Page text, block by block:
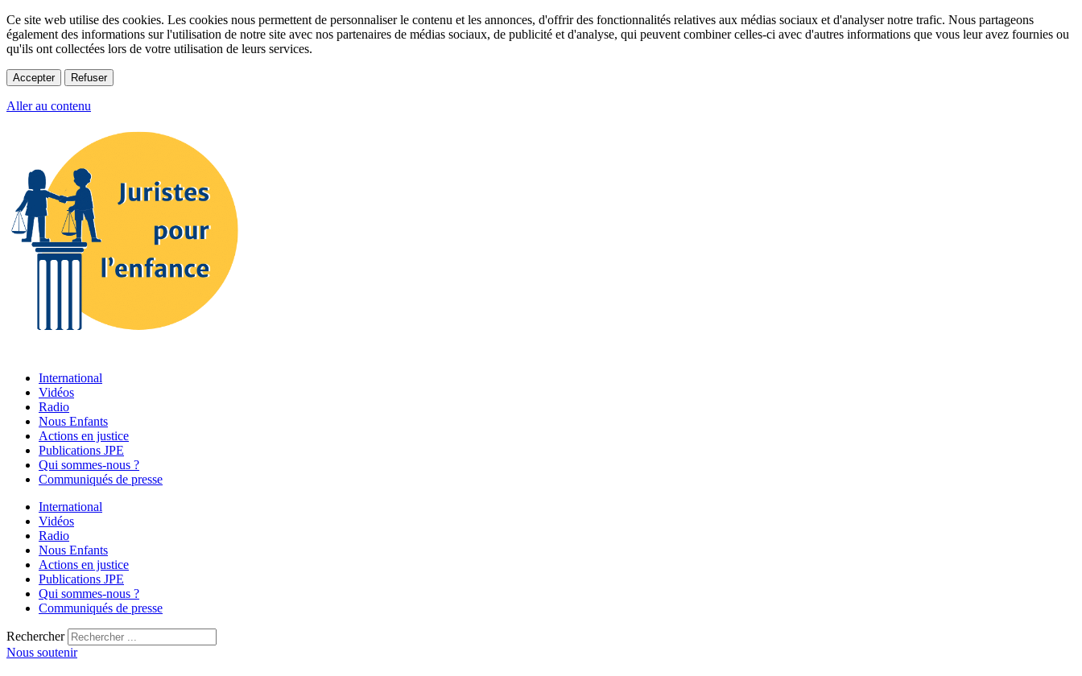
Ce site web utilise des cookies. Les cookies nous permettent de personnaliser le contenu et les annonces, d'offrir des fonctionnalités relatives aux médias sociaux et d'analyser notre trafic. Nous partageons
également des informations sur l'utilisation de notre site avec nos partenaires de médias sociaux, de publicité et d'analyse, qui peuvent combiner celles-ci avec d'autres informations que vous leur avez fournies ou
qu'ils ont collectées lors de votre utilisation de leurs services.
Accepter Refuser
Aller au contenu
International
Vidéos
Radio
Nous Enfants
Actions en justice
Publications JPE
Qui sommes-nous ?
Communiqués de presse
International
Vidéos
Radio
Nous Enfants
Actions en justice
Publications JPE
Qui sommes-nous ?
Communiqués de presse
Rechercher
Nous soutenir